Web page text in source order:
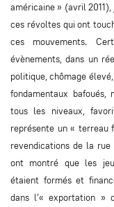
américaine » (avril 2011),
ces révoltes qui ont
ces mouvements.
évènements, dans un
politique, chômage
fondamentaux bafoués,
tous les niveaux,
représente un « terreau
revendications de la
ont montré que les
étaient formés et
dans l’« exportation »